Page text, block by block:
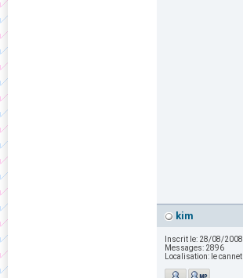
kim
Inscrit le: 28/08/2008
Messages: 2896
Localisation: le cannet